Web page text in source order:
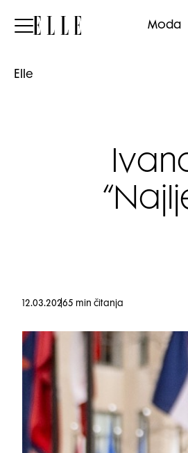
Elle Moda
Elle
12.03.20265 min čitanja